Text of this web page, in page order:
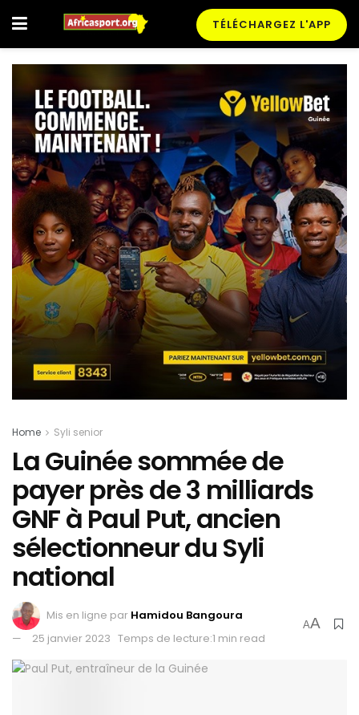
TÉLÉCHARGEZ L'APP
Home Syli senior
La Guinée sommée de
payer près de 3 milliards
GNF à Paul Put, ancien
sélectionneur du Syli
national
Mis en ligne par Hamidou Bangoura
25 janvier 2023 Temps de lecture:1 min read
AA